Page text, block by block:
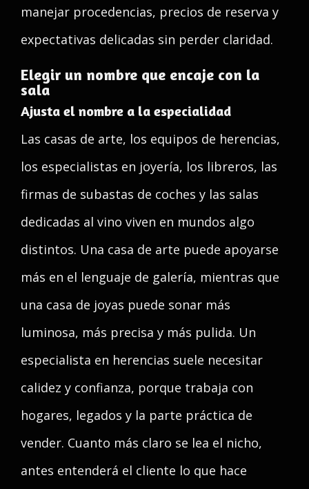
manejar procedencias, precios de reserva y
expectativas delicadas sin perder claridad.
Elegir un nombre que encaje con la
sala
Ajusta el nombre a la especialidad
Las casas de arte, los equipos de herencias,
los especialistas en joyería, los libreros, las
firmas de subastas de coches y las salas
dedicadas al vino viven en mundos algo
distintos. Una casa de arte puede apoyarse
más en el lenguaje de galería, mientras que
una casa de joyas puede sonar más
luminosa, más precisa y más pulida. Un
especialista en herencias suele necesitar
calidez y confianza, porque trabaja con
hogares, legados y la parte práctica de
vender. Cuanto más claro se lea el nicho,
antes entenderá el cliente lo que hace